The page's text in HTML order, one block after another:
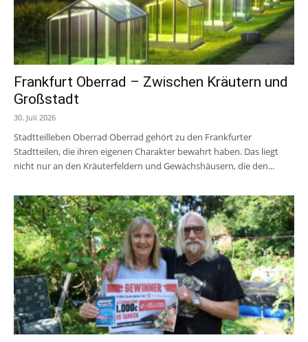
Frankfurt Oberrad – Zwischen Kräutern und
Großstadt
30. Juli 2026
Stadtteilleben Oberrad Oberrad gehört zu den Frankfurter
Stadtteilen, die ihren eigenen Charakter bewahrt haben. Das liegt
nicht nur an den Kräuterfeldern und Gewächshäusern, die den...